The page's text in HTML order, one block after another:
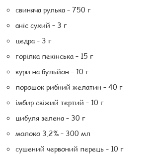
свиняча рулька – 750 г
аніс сухий – 3 г
цедра – 3 г
горілка пекінська – 15 г
кури на бульйон – 10 г
порошок рибний желатин – 40 г
імбир свіжий тертий – 10 г
цибуля зелена – 30 г
молоко 3,2% – 300 мл
сушений червоний перець – 10 г